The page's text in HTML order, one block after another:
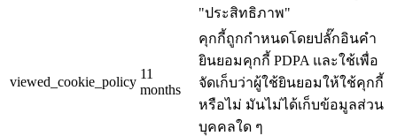
"ประสิทธิภาพ"
viewed_cookie_policy
11
months
คุกกี้ถูกกำหนดโดยปลั๊กอินคำ
ยินยอมคุกกี้ PDPA และใช้เพื่อ
จัดเก็บว่าผู้ใช้ยินยอมให้ใช้คุกกี้
หรือไม่ มันไม่ได้เก็บข้อมูลส่วน
บุคคลใด ๆ